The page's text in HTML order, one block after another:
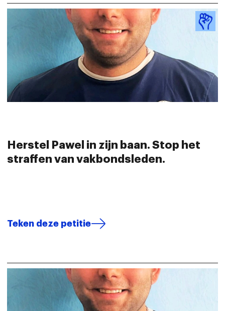
Herstel Pawel in zijn baan. Stop het
straffen van vakbondsleden.
Teken deze petitie